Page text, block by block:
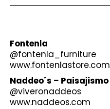
Fontenla
@fontenla_furniture
www.fontenlastore.com
Naddeo´s – Paisajismo
@viveronaddeos
www.naddeos.com